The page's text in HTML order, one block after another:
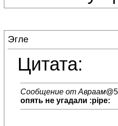
Эгле
Цитата:
Сообщение от Авраам
опять не угадали :pipe: